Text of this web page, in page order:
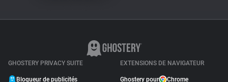
GHOSTERY PRIVACY SUITE
Bloqueur de publicités
EXTENSIONS DE NAVIGATEUR
Ghostery pour Chrome